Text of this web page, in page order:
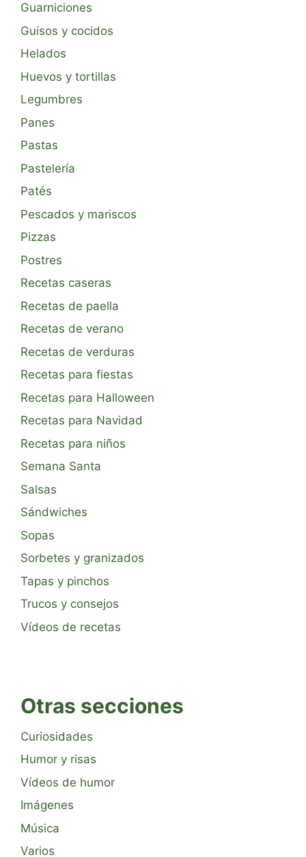
Guarniciones
Guisos y cocidos
Helados
Huevos y tortillas
Legumbres
Panes
Pastas
Pastelería
Patés
Pescados y mariscos
Pizzas
Postres
Recetas caseras
Recetas de paella
Recetas de verano
Recetas de verduras
Recetas para fiestas
Recetas para Halloween
Recetas para Navidad
Recetas para niños
Semana Santa
Salsas
Sándwiches
Sopas
Sorbetes y granizados
Tapas y pinchos
Trucos y consejos
Vídeos de recetas
Otras secciones
Curiosidades
Humor y risas
Vídeos de humor
Imágenes
Música
Varios